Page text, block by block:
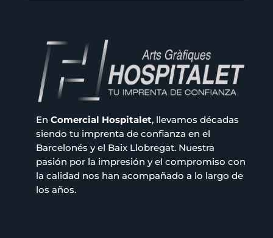
En Comercial Hospitalet, llevamos décadas
siendo tu imprenta de confianza en el
Barcelonés y el Baix Llobregat. Nuestra
pasión por la impresión y el compromiso con
la calidad nos han acompañado a lo largo de
los años.